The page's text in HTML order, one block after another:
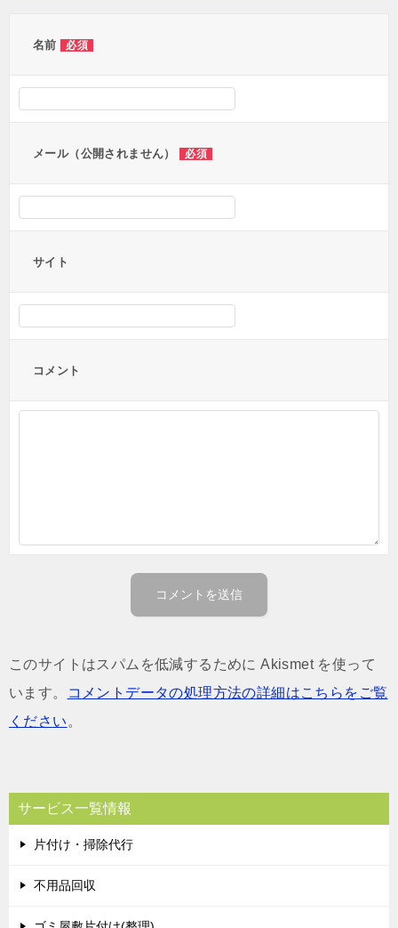
名前 必須
メール（公開されません） 必須
サイト
コメント
このサイトはスパムを低減するために Akismet を使って
います。
コメントデータの処理方法の詳細はこちらをご覧
ください 。
サービス一覧情報
片付け・掃除代行
不用品回収